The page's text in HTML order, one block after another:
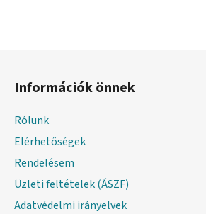
Információk önnek
Rólunk
Elérhetőségek
Rendelésem
Üzleti feltételek (ÁSZF)
Adatvédelmi irányelvek